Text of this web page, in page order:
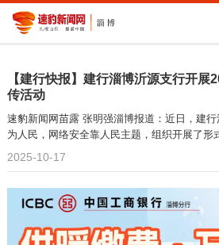
【建行快报】建行淄博沂源支行开展
传活动
速豹新闻网苗露 张明强淄博报道：近日，建
为人民，网络安全靠人民主题，组织开展了形
2025-10-17